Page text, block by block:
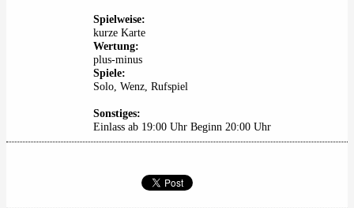
Spielweise:
kurze Karte
Wertung:
plus-minus
Spiele:
Solo, Wenz, Rufspiel
Sonstiges:
Einlass ab 19:00 Uhr Beginn 20:00 Uhr